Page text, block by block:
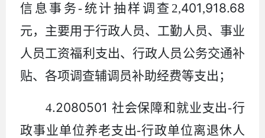
信息事务- 统计抽样调查 2,401,918.68
元，主要用于行政人员、工勤人员、事业
人员工资福利支出、行政人员公务交通补
贴、各项调查辅调员补助经费等支出；
4.2080501 社会保障和就业支出-行
政事业单位养老支出-行政单位离退休人